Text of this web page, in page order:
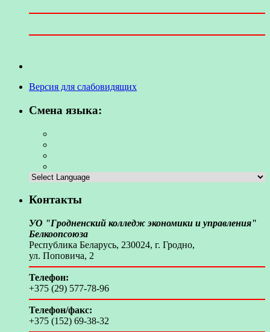
Версия для слабовидящих
Смена языка:
Контакты
УО "Гродненский колледж экономики и управления"
Белкоопсоюза
Республика Беларусь, 230024, г. Гродно,
ул. Поповича, 2
Телефон:
+375 (29) 577-78-96
Телефон/факс:
+375 (152) 69-38-32